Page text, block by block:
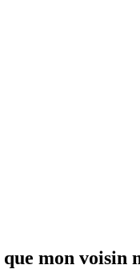
que mon voisin